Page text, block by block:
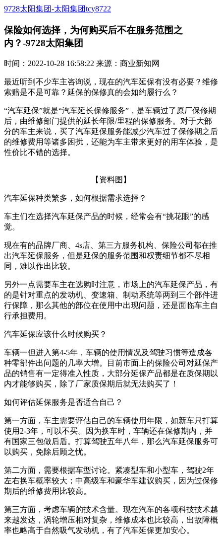
9728太阳集团-太阳集团tcy8722
保险如何选择，为何购买后不在服务范围之
内？-9728太阳集团
时间：2022-10-28 16:58:22 来源：商业新知网
最近听到不少车主咨询说，现在的汽车延保有没有必要？维修
索赔是不是可靠？延保的保修真的会如约履行么？
“汽车延保”就是“汽车延长保修服务”，是车辆过了原厂保修期
后，由维修部门提供的延长年限/里程的保修服务。对于大部
分的车主来说，买了汽车延保服务能减少汽车过了保修期之后
的维修费用等诸多困扰，还能为车主带来更好的用车体验，是
性价比不错的选择。
【资料图】
汽车延保种类繁多，如何根据需求选择？
车主们在选择汽车延保产品的时候，经常会有“挑花眼”的感
觉。
现在有的品牌厂商、4s店、第三方服务机构、保险公司都在推
出汽车延保服务，但是延保的服务范围和权责细节都不尽相
同，难以作出比较。
另外一点需要车主在选购时注意，市场上的汽车延保产品，有
的是针对重点的发动机、变速箱、制动系统等两到三个部件进
行保障，那么其他的部位在使用中出现问题，还是面临车主自
行承担费用。
汽车延保应该什么时候购买？
车辆一但进入第4-5年，车辆的使用情况及驾驶习惯等造成各
种零部件出问题的几率大增。目前市面上的保险公司对延保产
品的销售有一定得准入性质，大部分延保产品都是在质保期以
内才能够购买，除了厂家质保期后就无法购买了！
如何评估延保服务是否适合自己？
第一方面，车主需要评估自己的车辆使用年限，如新车只打算
使用2-3年，可以不买。因为换车时，车辆还在保修期内，并
有国家三包做后盾。打算驾驶五年八年，那么汽车延保服务可
以购买，免除后顾之忧。
第二方面，需要根据车型讨论。紧凑型车和小型车，驾驶2年
左右换车概率较大；中高级车和豪华车建议购买，因为过保修
期后的维修费用比较高。
第三方面，考虑车辆的技术含量。现在汽车的各项科技技术越
来越发达，涡轮增压相对复杂，维修成本也比较高，出故障概
率也略高于自然吸气发动机，有了汽车延保更加安心。